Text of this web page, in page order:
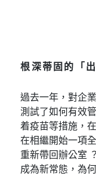
根深蒂固的「
過去一年，對企
測試了如何有效
着疫苗等措施，
在相繼開始一項
重新帶回辦公室
成為新常態，為